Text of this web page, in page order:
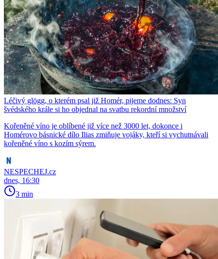
Léčivý glögg, o kterém psal již Homér, pijeme dodnes: Syn
švédského krále si ho objednal na svatbu rekordní množství
Kořeněné víno je oblíbené již více než 3000 let, dokonce i
Homérovo básnické dílo Ilias zmiňuje vojáky, kteří si vychutnávali
kořeněné víno s kozím sýrem.
NESPECHEJ.cz
dnes, 16:30
3 min